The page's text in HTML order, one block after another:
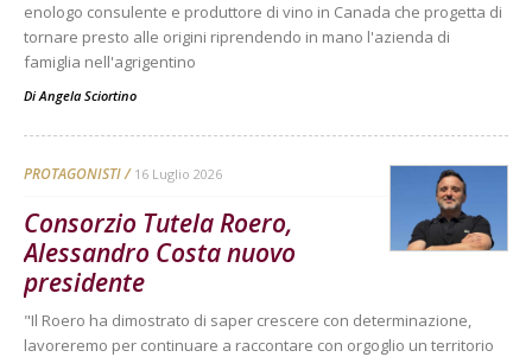
enologo consulente e produttore di vino in Canada che progetta di
tornare presto alle origini riprendendo in mano l'azienda di
famiglia nell'agrigentino
DiAngela Sciortino
PROTAGONISTI 16 Luglio 2026
Consorzio Tutela Roero,
Alessandro Costa nuovo
presidente
"Il Roero ha dimostrato di saper crescere con determinazione,
lavoreremo per continuare a raccontare con orgoglio un territorio